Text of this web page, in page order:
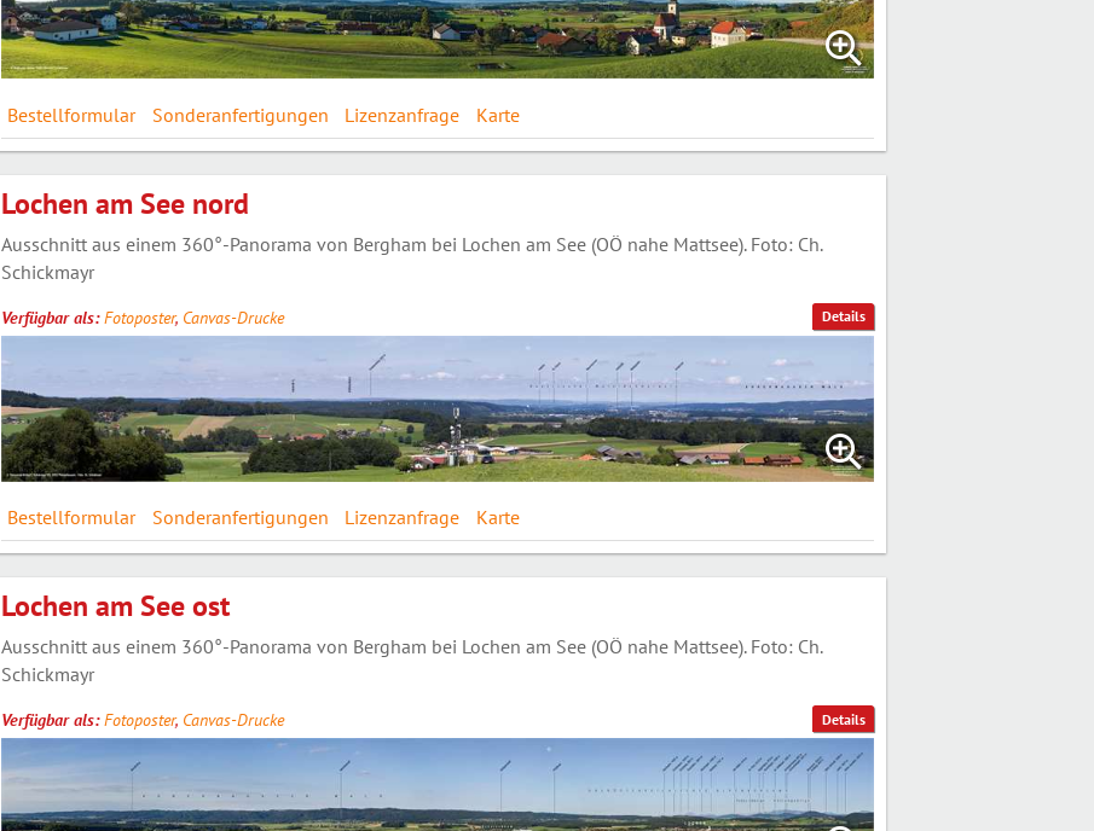
Bestellformular Sonderanfertigungen Lizenzanfrage Karte
Details
Lochen am See nord
Ausschnitt aus einem 360°-Panorama von Bergham bei Lochen am See (OÖ nahe Mattsee). Foto: Ch.
Schickmayr
Verfügbar als:Fotoposter, Canvas-Drucke
Bestellformular Sonderanfertigungen Lizenzanfrage Karte
Details
Lochen am See ost
Ausschnitt aus einem 360°-Panorama von Bergham bei Lochen am See (OÖ nahe Mattsee). Foto: Ch.
Schickmayr
Verfügbar als:Fotoposter, Canvas-Drucke